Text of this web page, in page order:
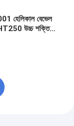
হেলিকাল বেভেল
HT250 উচ্চ শক্তি